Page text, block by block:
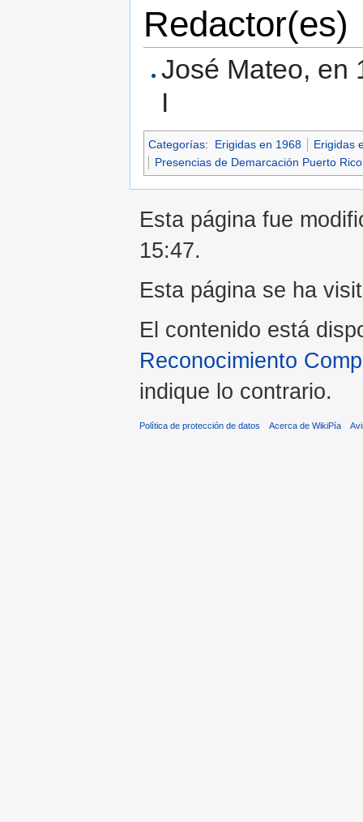
Redactor(es)
José Mateo, en
I
Categorías: Erigidas en 1968
Erigidas
Presencias de Demarcación Puerto
Esta página fue
15:47.
Esta página se ha
El contenido está
Reconocimiento
indique lo contrario.
Política de protección de datos Acerca de WikiPía